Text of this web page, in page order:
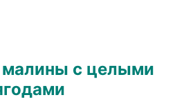
малины с целыми